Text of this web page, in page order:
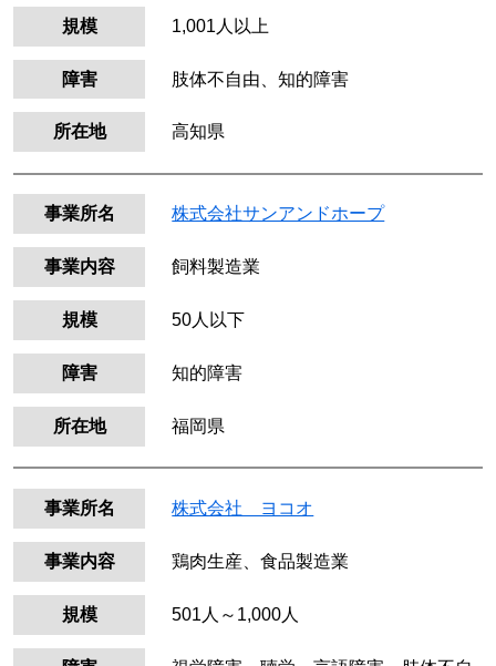
規模 1,001人以上
障害 肢体不自由、知的障害
所在地 高知県
事業所名 株式会社サンアンドホープ
事業内容 飼料製造業
規模 50人以下
障害 知的障害
所在地 福岡県
事業所名 株式会社 ヨコオ
事業内容 鶏肉生産、食品製造業
規模 501人～1,000人